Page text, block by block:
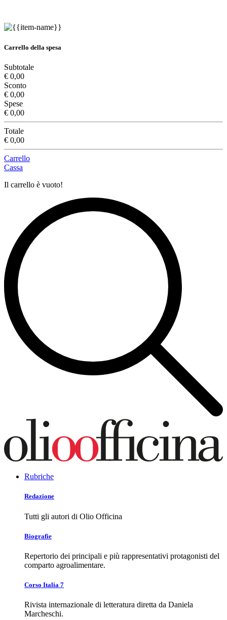
Carrello della spesa
Subtotale
€ 0,00
Sconto
€ 0,00
Spese
€ 0,00
Totale
€ 0,00
Carrello
Cassa
Il carrello è vuoto!
Rubriche
Redazione
Tutti gli autori di Olio Officina
Biografie
Repertorio dei principali e più rappresentativi protagonisti del
comparto agroalimentare.
Corso Italia 7
Rivista internazionale di letteratura diretta da Daniela
Marcheschi.